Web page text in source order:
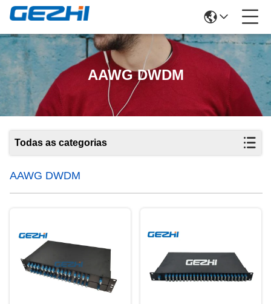
AAWG DWDM
Todas as categorias
AAWG DWDM